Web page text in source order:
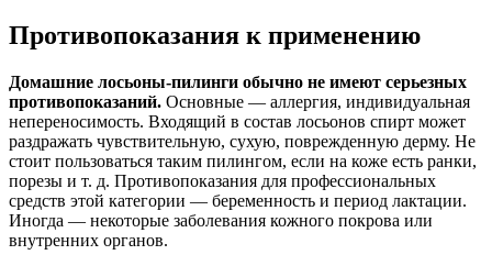
Противопоказания к применению
Домашние лосьоны-пилинги обычно не имеют серьезных
противопоказаний. Основные — аллергия, индивидуальная
непереносимость. Входящий в состав лосьонов спирт может
раздражать чувствительную, сухую, поврежденную дерму. Не
стоит пользоваться таким пилингом, если на коже есть ранки,
порезы и т. д. Противопоказания для профессиональных
средств этой категории — беременность и период лактации.
Иногда — некоторые заболевания кожного покрова или
внутренних органов.